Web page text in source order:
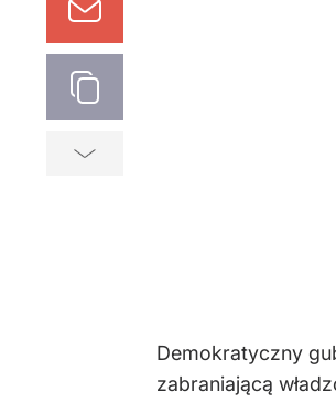
Demokratyczny
zabraniającą